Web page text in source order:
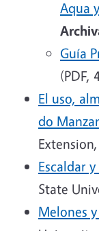
Aqua
Guía
(PDF,
El uso,
do
Escaldar
State
Melones